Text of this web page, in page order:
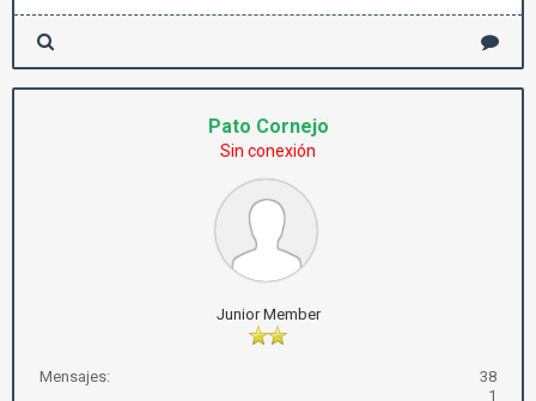
Pato Cornejo
Sin conexión
Junior Member
Mensajes:
38
1